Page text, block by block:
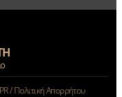
/ Πολιτική Απορρήτου